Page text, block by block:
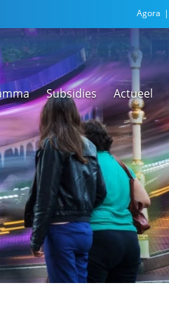
Agora
Regionale
versnellingstafel
Beethoven Wonen
Subsidies
VEX-regeling
Actueel
Nieuwsarchief